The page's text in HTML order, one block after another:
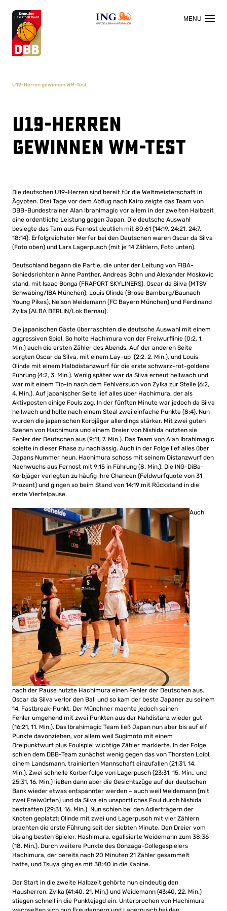
OFFIZIELLER HAUPTSPONSOR
U19-Herren gewinnen WM-Test
U19-Herren
gewinnen WM-Test
Die deutschen U19-Herren sind bereit für die Weltmeisterschaft in
Ägypten. Drei Tage vor dem Abflug nach Kairo zeigte das Team von
DBB-Bundestrainer Alan Ibrahimagic vor allem in der zweiten Halbzeit
eine ordentliche Leistung gegen Japan. Die deutsche Auswahl
besiegte das Tam aus Fernost deutlich mit 80:61 (14:19, 24:21, 24:7,
18:14). Erfolgreichster Werfer bei den Deutschen waren Oscar da Silva
(Foto oben) und Lars Lagerpusch (mit je 14 Zählern, Foto unten).
Deutschland begann die Partie, die unter der Leitung von FIBA-
Schiedsrichterin Anne Panther, Andreas Bohn und Alexander Moskovic
stand, mit Isaac Bonga (FRAPORT SKYLINERS), Oscar da Silva (MTSV
Schwabing/IBA München), Louis Olinde (Brose Bamberg/Baunach
Young Pikes), Nelson Weidemann (FC Bayern München) und Ferdinand
Zylka (ALBA BERLIN/Lok Bernau).
Die japanischen Gäste überraschten die deutsche Auswahl mit einem
aggressiven Spiel. So holte Hachimura von der Freiwurflinie (0:2, 1.
Min.) auch die ersten Zähler des Abends. Auf der anderen Seite
sorgten Oscar da Silva, mit einem Lay-up (2:2, 2. Min.), und Louis
Olinde mit einem Halbdistanzwurf für die erste schwarz-rot-goldene
Führung (4:2, 3. Min.). Wenig später war da Silva erneut hellwach und
war mit einem Tip-in nach dem Fehlversuch von Zylka zur Stelle (6:2,
4. Min.). Auf japanischer Seite lief alles über Hachimura, der als
Aktivposten einige Fouls zog. In der fünften Minute war jedoch da Silva
hellwach und holte nach einem Steal zwei einfache Punkte (8:4). Nun
wurden die japanischen Korbjäger allerdings stärker. Mit zwei guten
Szenen von Hachimura und einem Dreier von Nishida nutzten sie
Fehler der Deutschen aus (9:11, 7. Min.). Das Team von Alan Ibrahimagic
spielte in dieser Phase zu nachlässig. Auch in der Folge lief alles über
Japans Nummer neun. Hachimura schoss mit seinem Distanzwurf den
Nachwuchs aus Fernost mit 9:15 in Führung (8. Min.). Die ING-DiBa-
Korbjäger verlegten zu häufig ihre Chancen (Feldwurfquote von 31
Prozent) und gingen so beim Stand von 14:19 mit Rückstand in die
erste Viertelpause.
Auch
nach der Pause nutzte Hachimura einen Fehler der Deutschen aus.
Oscar da Silva verlor den Ball und so kam der beste Japaner zu seinem
14. Fastbreak-Punkt. Der Münchner machte jedoch seinen
Fehler umgehend mit zwei Punkten aus der Nahdistanz wieder gut
(16:21, 11. Min.). Das Ibrahimagic Team ließ Japan nun aber bis auf elf
Punkte davonziehen, vor allem weil Sugimoto mit einem
Dreipunktwurf plus Foulspiel wichtige Zähler markierte. In der Folge
schien dem DBB-Team zunächst wenig gegen das von Thorsten Loibl,
einem Landsmann, trainierten Mannschaft einzufallen (21:31, 14.
Min.). Zwei schnelle Korberfolge von Lagerpusch (23:31, 15. Min., und
25:31, 16. Min.) ließen dann aber die Gesichtszüge auf der deutschen
Bank wieder etwas entspannter werden – auch weil Weidemann (mit
zwei Freiwürfen) und da Silva ein unsportliches Foul durch Nishida
bestraften (29:31, 16. Min.). Nun schien bei den Adlerträgern der
Knoten geplatzt: Olinde mit zwei und Lagerpusch mit vier Zählern
brachten die erste Führung seit der siebten Minute. Den Dreier vom
bislang besten Spieler, Hashimura, egalisierte Weidemann zum 38:36
(18. Min.). Durch weitere Punkte des Gonzaga-Collegespielers
Hachimura, der bereits nach 20 Minuten 21 Zähler gesammelt
hatte, und Tsuya ging es mit 38:40 in die Kabine.
Der Start in die zweite Halbzeit gehörte nun eindeutig den
Hausherren. Zylka (41:40, 21. Min.) und Weidemann (43:40, 22. Min.)
stiegen schnell in die Punktejagd ein. Unterbrochen von Hachimura